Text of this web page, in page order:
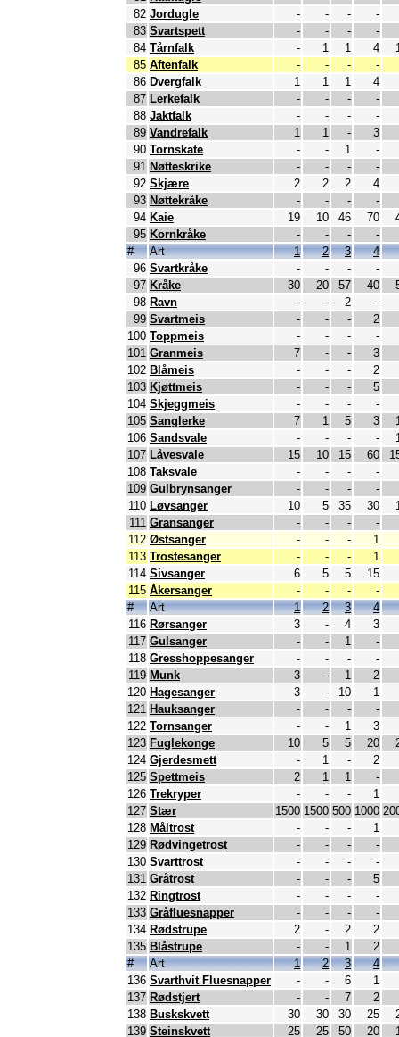
82 Jordugle - - -
-
83 Svartspett - - -
-
84 Tårnfalk - 1 1 4
85 Aftenfalk - - -
-
86 Dvergfalk 1 1 1
4
87 Lerkefalk - - -
-
88 Jaktfalk - - -
-
89 Vandrefalk 1 1 -
3
90 Tornskate - - 1
-
91 Nøtteskrike - - -
-
92 Skjære 2 2 2
4
93 Nøttekråke - - -
-
94 Kaie 19 10 46 70
95 Kornkråke - - -
-
#
Art 1 2 3
4
96 Svartkråke - - -
-
97 Kråke 30 20 57 40
98 Ravn - - 2
-
99 Svartmeis - - -
2
100 Toppmeis - - -
-
101 Granmeis 7 - -
3
102 Blåmeis - - -
2
103 Kjøttmeis - - -
5
104 Skjeggmeis - - -
-
105 Sanglerke 7 1 5 3
106 Sandsvale - - - -
107 Låvesvale 15 10 15 60
108 Taksvale - - -
-
109 Gulbrynsanger - - -
-
110 Løvsanger 10 5 35 30
111 Gransanger - - -
-
112 Østsanger - - -
1
113 Trostesanger - - -
1
114 Sivsanger 6 5 5
15
115 Åkersanger - - -
-
#
Art 1 2 3
4
116 Rørsanger 3 - 4
3
117 Gulsanger - - 1
-
118 Gresshoppesanger - - -
-
119 Munk 3 - 1
2
120 Hagesanger 3 - 10
1
121 Hauksanger - - -
-
122 Tornsanger - - 1
3
123 Fuglekonge 10 5 5 20
124 Gjerdesmett - 1 -
2
125 Spettmeis 2 1 1
-
126 Trekryper - - -
1
127 Stær 1500 1500 500 1000
128 Måltrost - - -
1
129 Rødvingetrost - - -
-
130 Svarttrost - - -
-
131 Gråtrost - - -
5
132 Ringtrost - - -
-
133 Gråfluesnapper - - -
-
134 Rødstrupe 2 - 2
2
135 Blåstrupe - - 1
2
#
Art 1 2 3
4
136 Svarthvit Fluesnapper - - 6
1
137 Rødstjert - - 7
2
138 Buskskvett 30 30 30 25
139 Steinskvett 25 25 50 20